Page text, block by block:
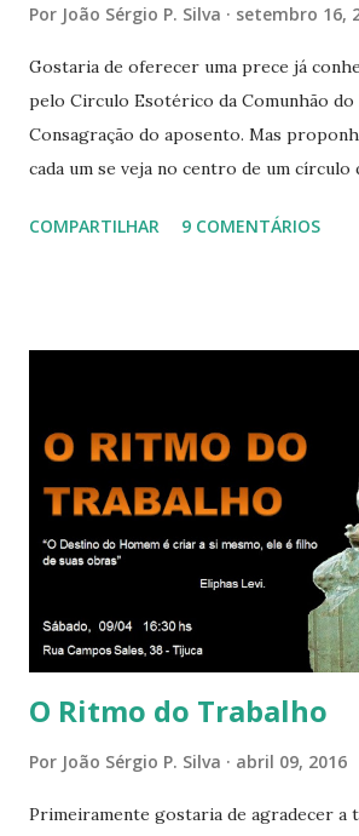
Por João Sérgio P. Silva setembro 16,
Gostaria de oferecer uma prece já
pelo Circulo Esotérico da Comunhão
Consagração do aposento. Mas
cada um se veja no centro de um círculo
cada um de nós mesmos. Um círculo
relacionamos e vai se ampliando e
iluminados daqueles com que
círculo cada vez maior de Paz e
DO APOSENTO Dentro do Círculo
Presença que me envolve inteiramente
presença aqui: é a presença da
todos os corações de Felicidade e
aqui entre, sentirá as vibrações da Divina
só presença aqui: é a...
COMPARTILHAR 9 COMENTÁRIOS
O Ritmo do Trabalho
Por João Sérgio P. Silva abril 09, 2016
Primeiramente gostaria de agradecer a